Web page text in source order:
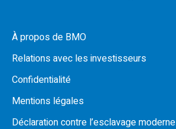
À propos de BMO
Relations avec les investisseurs
Confidentialité
Mentions légales
Déclaration contre l’esclavage moderne